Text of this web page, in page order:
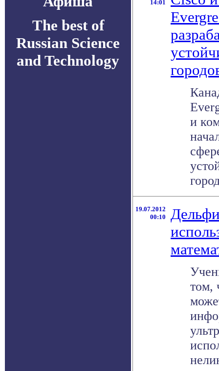
The best of
Russian Science
and Technology
14:01
и
19.07.2012
00:10
том,